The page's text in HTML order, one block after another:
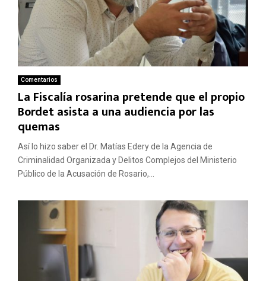
Comentarios
La Fiscalía rosarina pretende que el propio
Bordet asista a una audiencia por las
quemas
Así lo hizo saber el Dr. Matías Edery de la Agencia de
Criminalidad Organizada y Delitos Complejos del Ministerio
Público de la Acusación de Rosario,...